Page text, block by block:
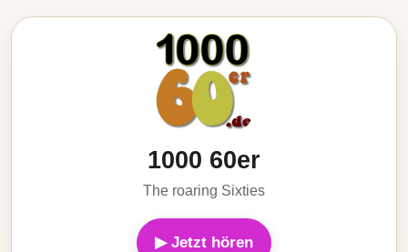
1000 60er
The roaring Sixties
▶ Jetzt hören